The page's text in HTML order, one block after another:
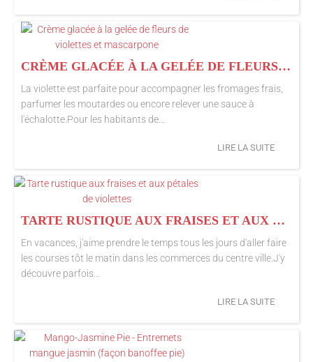
CRÈME GLACÉE À LA GELÉE DE FLEURS DE VIOLETTES ET MASCARPONE
La violette est parfaite pour accompagner les fromages frais,
parfumer les moutardes ou encore relever une sauce à
l'échalotte.Pour les habitants de...
LIRE LA SUITE
TARTE RUSTIQUE AUX FRAISES ET AUX PÉTALES DE VIOLETTES
En vacances, j'aime prendre le temps tous les jours d'aller faire
les courses tôt le matin dans les commerces du centre ville.J'y
découvre parfois...
LIRE LA SUITE